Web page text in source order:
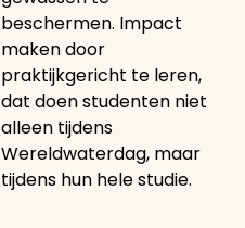
beschermen. Impact
maken door
praktijkgericht te leren,
dat doen studenten niet
alleen tijdens
Wereldwaterdag, maar
tijdens hun hele studie.